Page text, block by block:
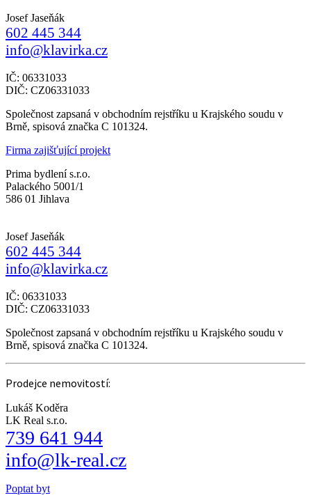
Josef Jaseňák
602 445 344
info@klavirka.cz
IČ: 06331033
DIČ: CZ06331033
Společnost zapsaná v obchodním rejstříku u Krajského soudu v
Brně, spisová značka C 101324.
Firma zajišťující projekt
Prima bydlení s.r.o.
Palackého 5001/1
586 01 Jihlava
Josef Jaseňák
602 445 344
info@klavirka.cz
IČ: 06331033
DIČ: CZ06331033
Společnost zapsaná v obchodním rejstříku u Krajského soudu v
Brně, spisová značka C 101324.
Prodejce nemovitostí:
Lukáš Koděra
LK Real s.r.o.
739 641 944
info@lk-real.cz
Poptat byt